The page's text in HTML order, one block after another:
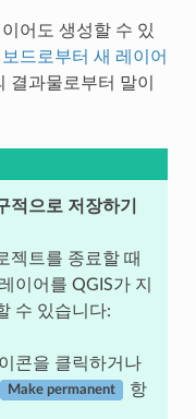
어도 생성할 수 있
드로부터 새 레이어
결과물로부터 말이
적으로 저장하기
젝트를 종료할 때
이어를 QGIS가 지
수 있습니다:
콘을 클릭하거나
Make permanent
항